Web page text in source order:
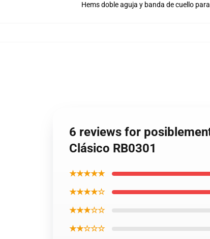
Hems doble aguja y banda de cuello
6 reviews for
Clásico RB0301
★★★★★
★★★★☆
★★★☆☆
★★☆☆☆